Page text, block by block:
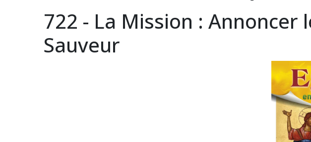
722 - La Mission :
Sauveur